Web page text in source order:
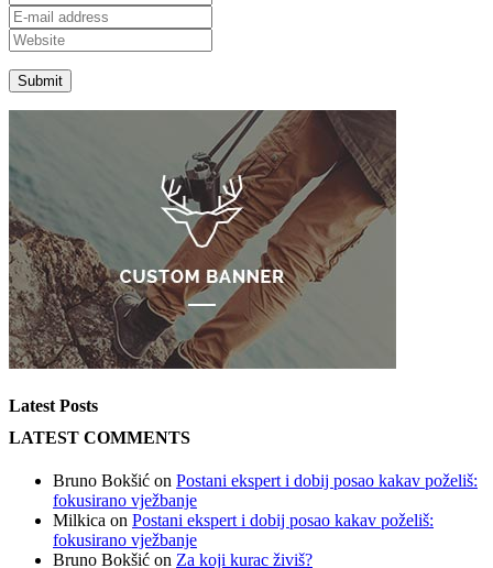
Latest Posts
LATEST COMMENTS
Bruno Bokšić on Postani ekspert i dobij posao kakav poželiš:
fokusirano vježbanje
Milkica on Postani ekspert i dobij posao kakav poželiš:
fokusirano vježbanje
Bruno Bokšić on Za koji kurac živiš?